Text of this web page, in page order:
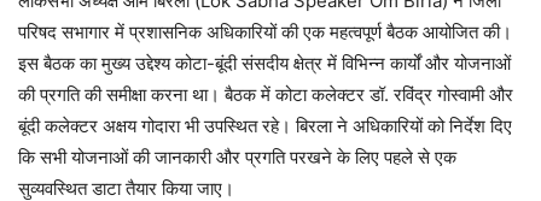
परिषद सभागार में प्रशासनिक अधिकारियों की एक महत्वपूर्ण बैठक आयोजित की।
इस बैठक का मुख्य उद्देश्य कोटा-बूंदी संसदीय क्षेत्र में विभिन्न कार्यों और योजनाओं
की प्रगति की समीक्षा करना था। बैठक में कोटा कलेक्टर डॉ. रविंद्र गोस्वामी और
बूंदी कलेक्टर अक्षय गोदारा भी उपस्थित रहे। बिरला ने अधिकारियों को निर्देश दिए
कि सभी योजनाओं की जानकारी और प्रगति परखने के लिए पहले से एक
सुव्यवस्थित डाटा तैयार किया जाए।